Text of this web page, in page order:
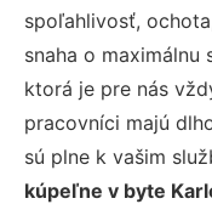
spoľahlivosť,
snaha o maximálnu
ktorá je pre nás
pracovníci majú
sú plne k vašim
kúpeľne v byte